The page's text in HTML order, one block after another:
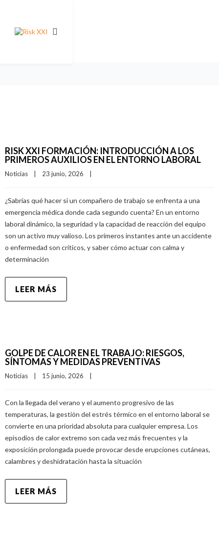
RISK XXI FORMACIÓN: INTRODUCCIÓN A LOS
PRIMEROS AUXILIOS EN EL ENTORNO LABORAL
Noticias 23 junio, 2026
¿Sabrías qué hacer si un compañero de trabajo se enfrenta a una
emergencia médica donde cada segundo cuenta? En un entorno
laboral dinámico, la seguridad y la capacidad de reacción del equipo
son un activo muy valioso. Los primeros instantes ante un accidente
o enfermedad son críticos, y saber cómo actuar con calma y
determinación
LEER MÁS
GOLPE DE CALOR EN EL TRABAJO: RIESGOS,
SÍNTOMAS Y MEDIDAS PREVENTIVAS
Noticias 15 junio, 2026
Con la llegada del verano y el aumento progresivo de las
temperaturas, la gestión del estrés térmico en el entorno laboral se
convierte en una prioridad absoluta para cualquier empresa. Los
episodios de calor extremo son cada vez más frecuentes y la
exposición prolongada puede provocar desde erupciones cutáneas,
calambres y deshidratación hasta la situación
LEER MÁS